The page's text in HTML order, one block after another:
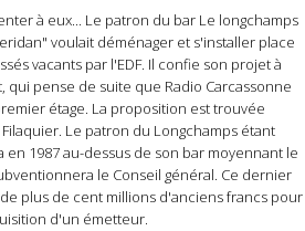
à eux... Le patron du bar Le longchamps
voulait déménager et s'installer place
vacants par l'EDF. Il confie son projet à
pense de suite que Radio Carcassonne
étage. La proposition est trouvée
Le patron du Longchamps étant
1987 au-dessus de son bar moyennant le
le Conseil général. Ce dernier
plus de cent millions d'anciens francs pour
d'un émetteur.